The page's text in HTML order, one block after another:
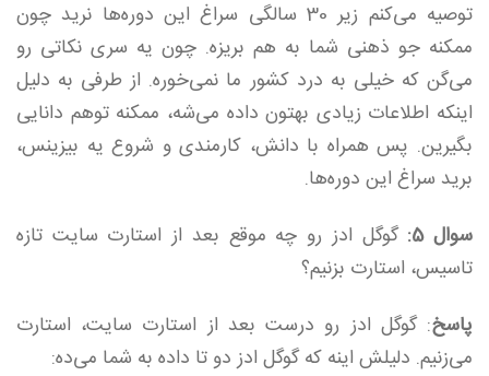
توصیه می‌کنم زیر 30 سالگی سراغ این دوره‌ها نرید چون
ممکنه جو ذهنی شما به هم بریزه. چون یه سری نکاتی رو
می‌گن که خیلی به درد کشور ما نمی‌خوره. از طرفی به دلیل
اینکه اطلاعات زیادی بهتون داده می‌شه، ممکنه توهم دانایی
بگیرین. پس همراه با دانش، کارمندی و شروع یه بیزینس،
برید سراغ این دوره‌ها.
سوال 5:
گوگل ادز رو چه موقع بعد از استارت سایت تازه
تاسیس، استارت بزنیم؟
پاسخ: گوگل ادز رو درست بعد از استارت سایت، استارت
می‌زنیم. دلیلش اینه که گوگل ادز دو تا داده به شما می‌ده: